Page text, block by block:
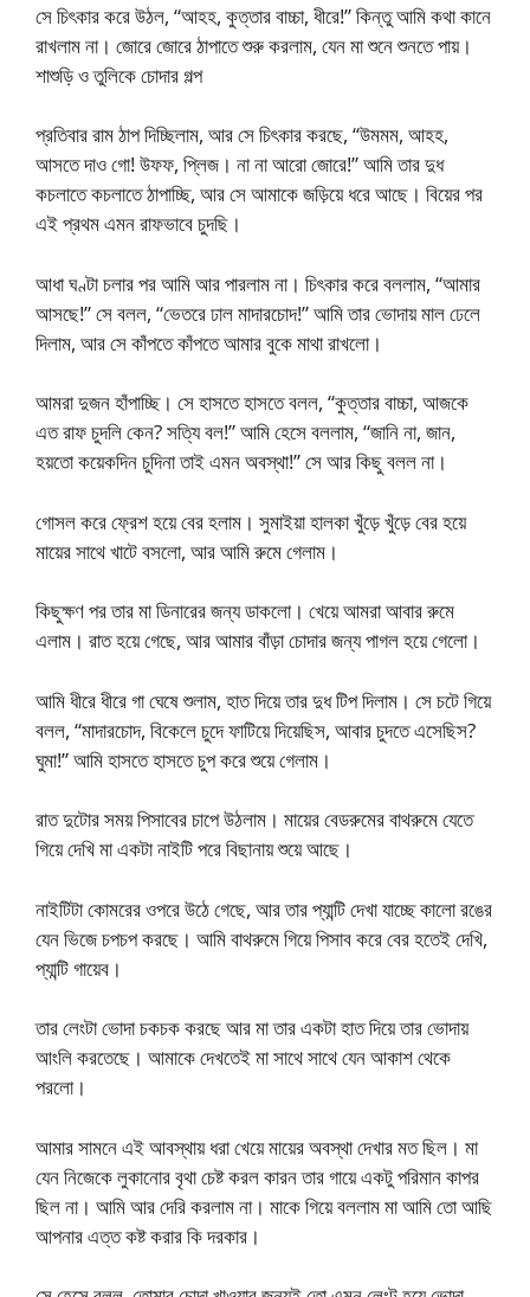
সে চিৎকার করে উঠল, “আহহ, কুত্তার বাচ্চা, ধীরে!” কিন্তু আমি কথা কানে
রাখলাম না। জোরে জোরে ঠাপাতে শুরু করলাম, যেন মা শুনে শুনতে পায়।
শাশুড়ি ও তুলিকে চোদার গল্প
প্রতিবার রাম ঠাপ দিচ্ছিলাম, আর সে চিৎকার করছে, “উমমম, আহহ,
আসতে দাও গো! উফফ, প্লিজ। না না আরো জোরে!” আমি তার দুধ
কচলাতে কচলাতে ঠাপাচ্ছি, আর সে আমাকে জড়িয়ে ধরে আছে। বিয়ের পর
এই প্রথম এমন রাফভাবে চুদছি।
আধা ঘণ্টা চলার পর আমি আর পারলাম না। চিৎকার করে বললাম, “আমার
আসছে!” সে বলল, “ভেতরে ঢাল মাদারচোদ!” আমি তার ভোদায় মাল ঢেলে
দিলাম, আর সে কাঁপতে কাঁপতে আমার বুকে মাথা রাখলো।
আমরা দুজন হাঁপাচ্ছি। সে হাসতে হাসতে বলল, “কুত্তার বাচ্চা, আজকে
এত রাফ চুদলি কেন? সত্যি বল!” আমি হেসে বললাম, “জানি না, জান,
হয়তো কয়েকদিন চুদিনা তাই এমন অবস্থা!” সে আর কিছু বলল না।
গোসল করে ফ্রেশ হয়ে বের হলাম। সুমাইয়া হালকা খুঁড়ে খুঁড়ে বের হয়ে
মায়ের সাথে খাটে বসলো, আর আমি রুমে গেলাম।
কিছুক্ষণ পর তার মা ডিনারের জন্য ডাকলো। খেয়ে আমরা আবার রুমে
এলাম। রাত হয়ে গেছে, আর আমার বাঁড়া চোদার জন্য পাগল হয়ে গেলো।
আমি ধীরে ধীরে গা ঘেষে শুলাম, হাত দিয়ে তার দুধ টিপ দিলাম। সে চটে গিয়ে
বলল, “মাদারচোদ, বিকেলে চুদে ফাটিয়ে দিয়েছিস, আবার চুদতে এসেছিস?
ঘুমা!” আমি হাসতে হাসতে চুপ করে শুয়ে গেলাম।
রাত দুটোর সময় পিসাবের চাপে উঠলাম। মায়ের বেডরুমের বাথরুমে যেতে
গিয়ে দেখি মা একটা নাইটি পরে বিছানায় শুয়ে আছে।
নাইটিটা কোমরের ওপরে উঠে গেছে, আর তার প্যান্টি দেখা যাচ্ছে কালো রঙের
যেন ভিজে চপচপ করছে। আমি বাথরুমে গিয়ে পিসাব করে বের হতেই দেখি,
প্যান্টি গায়েব।
তার লেংটা ভোদা চকচক করছে আর মা তার একটা হাত দিয়ে তার ভোদায়
আংলি করতেছে। আমাকে দেখতেই মা সাথে সাথে যেন আকাশ থেকে
পরলো।
আমার সামনে এই আবস্থায় ধরা খেয়ে মায়ের অবস্থা দেখার মত ছিল। মা
যেন নিজেকে লুকানোর বৃথা চেষ্ট করল কারন তার গায়ে একটু পরিমান কাপর
ছিল না। আমি আর দেরি করলাম না। মাকে গিয়ে বললাম মা আমি তো আছি
আপনার এত্ত কষ্ট করার কি দরকার।